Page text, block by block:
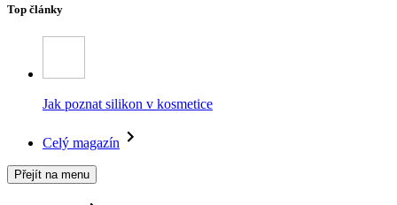
Top články
Jak poznat silikon v kosmetice
Celý magazín
Přejít na menu